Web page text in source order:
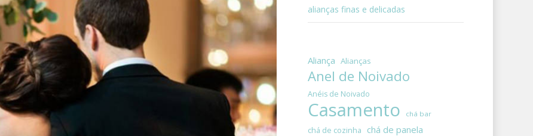
alianças finas e delicadas
Aliança Alianças
Anel de Noivado
Anéis de Noivado
Casamento chá bar
chá de cozinha chá de panela